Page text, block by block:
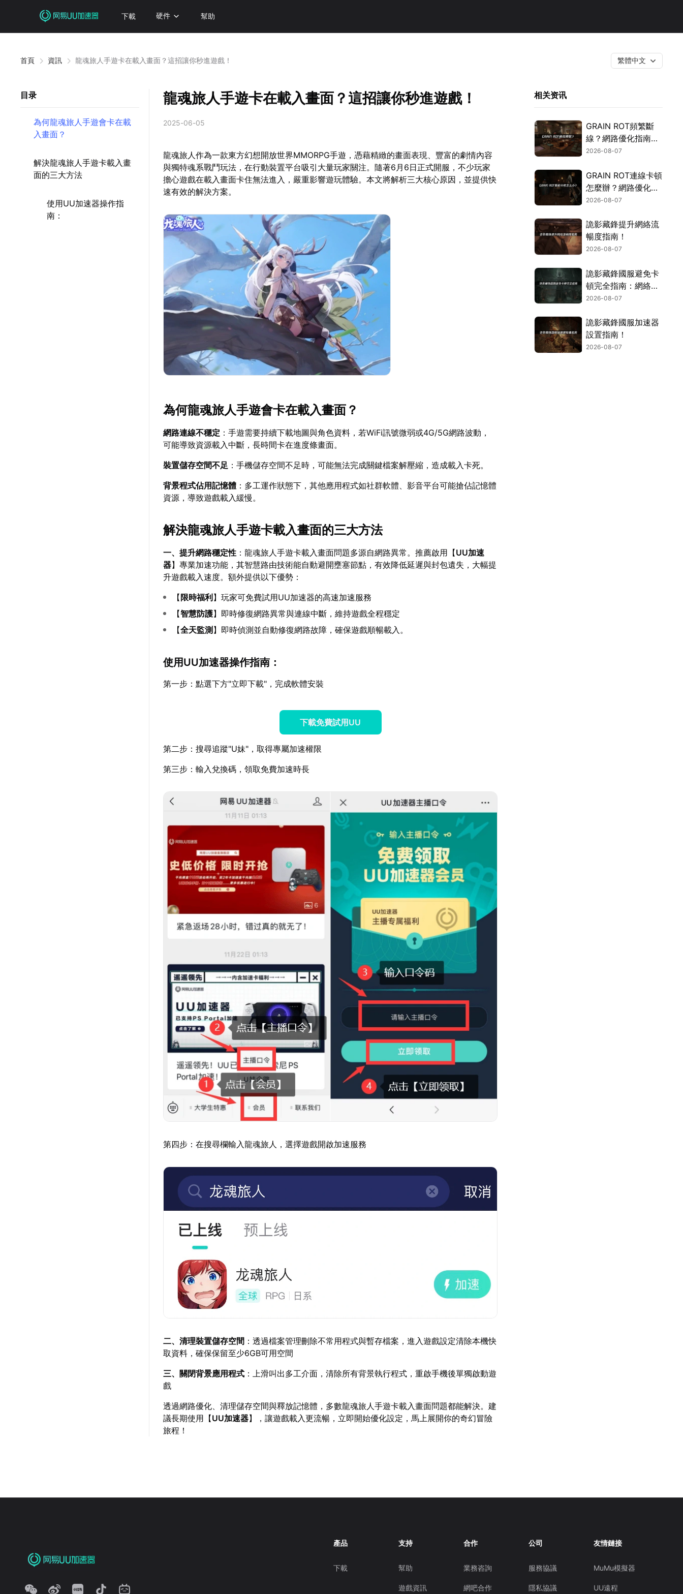
下載 硬件 幫助
首頁 資訊 龍魂旅人手遊卡在載入畫面？這招讓你秒進遊戲！ 繁體中文
目录
為何龍魂旅人手遊會卡在載
入畫面？
解決龍魂旅人手遊卡載入畫
面的三大方法
使用UU加速器操作指
南：
龍魂旅人手遊卡在載入畫面？這招讓你秒進遊戲！
2025-06-05
龍魂旅人作為一款東方幻想開放世界MMORPG手遊，憑藉精緻的畫面表現、豐富的劇情內容
與獨特魂系戰鬥玩法，在行動裝置平台吸引大量玩家關注。隨著6月6日正式開服，不少玩家
擔心遊戲在載入畫面卡住無法進入，嚴重影響遊玩體驗。本文將解析三大核心原因，並提供快
速有效的解決方案。
為何龍魂旅人手遊會卡在載入畫面？
網路連線不穩定 ：手遊需要持續下載地圖與角色資料，若WiFi訊號微弱或4G/5G網路波動，
可能導致資源載入中斷，長時間卡在進度條畫面。
裝置儲存空間不足 ：手機儲存空間不足時，可能無法完成關鍵檔案解壓縮，造成載入卡死。
背景程式佔用記憶體 ：多工運作狀態下，其他應用程式如社群軟體、影音平台可能搶佔記憶體
資源，導致遊戲載入緩慢。
解決龍魂旅人手遊卡載入畫面的三大方法
一、提升網路穩定性 ：龍魂旅人手遊卡載入畫面問題多源自網路異常。推薦啟用【UU加速
器】專業加速功能，其智慧路由技術能自動避開壅塞節點，有效降低延遲與封包遺失，大幅提
升遊戲載入速度。額外提供以下優勢：
【 限時福利 】玩家可免費試用UU加速器的高速加速服務
【智慧防護】即時修復網路異常與連線中斷，維持遊戲全程穩定
【全天監測 】即時偵測並自動修復網路故障，確保遊戲順暢載入。
使用UU加速器操作指南：
第一步：點選下方"立即下載"，完成軟體安裝
下載免費試用UU
第二步：搜尋追蹤"U妹"，取得專屬加速權限
第三步：輸入兌換碼，領取免費加速時長
第四步：在搜尋欄輸入龍魂旅人，選擇遊戲開啟加速服務
二、清理裝置儲存空間 ：透過檔案管理刪除不常用程式與暫存檔案，進入遊戲設定清除本機快
取資料，確保保留至少6GB可用空間
三、關閉背景應用程式 ：上滑叫出多工介面，清除所有背景執行程式，重啟手機後單獨啟動遊
戲
透過網路優化、清理儲存空間與釋放記憶體，多數龍魂旅人手遊卡載入畫面問題都能解決。建
議長期使用【UU加速器】，讓遊戲載入更流暢，立即開始優化設定，馬上展開你的奇幻冒險
旅程！
相关资讯
GRAIN ROT頻繁斷
線？網路優化指南一
次搞定！
2026-08-07
GRAIN ROT連線卡頓
怎麼辦？網路優化這
樣解決！
2026-08-07
詭影藏鋒提升網絡流
暢度指南！
2026-08-07
詭影藏鋒國服避免卡
頓完全指南：網絡優
化與解決技巧！
2026-08-07
詭影藏鋒國服加速器
設置指南！
2026-08-07
產品
下載
支持
幫助
遊戲資訊
合作
業務咨詢
網吧合作
公司
服務協議
隱私協議
友情鏈接
MuMu模擬器
UU遠程